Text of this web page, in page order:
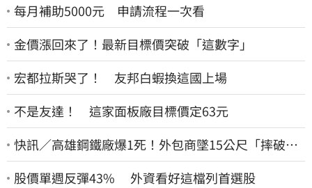
每月補助5000元 申請流程一次看
金價漲回來了！最新目標價突破「這數字」
宏都拉斯哭了！ 友邦白蝦換這國上場
不是友達！ 這家面板廠目標價定63元
快訊／高雄鋼鐵廠爆1死！外包商墜15公尺「摔破頭
亡」
股價單週反彈43% 外資看好這檔列首選股